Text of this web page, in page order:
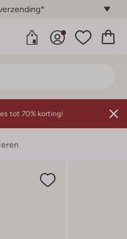
tot 70% korting!